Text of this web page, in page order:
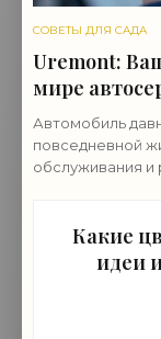
СОВЕТЫ ДЛЯ САДА
Uremont:
мире
Автомобиль
повседневной
обслуживания
Какие
идеи